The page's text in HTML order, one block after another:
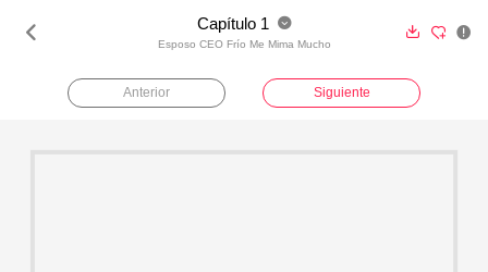
 Capítulo 1 
Esposo CEO Frío Me Mima Mucho
  
Anterior Siguiente